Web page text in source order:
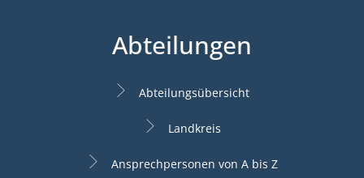
Abteilungen
Abteilungsübersicht
Landkreis
Ansprechpersonen von A bis Z